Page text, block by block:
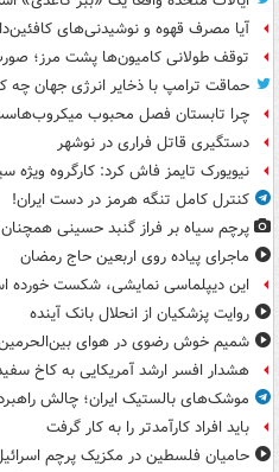
آیا مصرف قهوه و نوشیدنی‌های
توقف طولانی کامیون‌ها پشت مرز؛
حماقت ترامپ با ذخایر انرژی جهان چه
چرا تابستان فصل محبوب
دستگیری قاتل فراری در نوشهر
نیویورک تایمز فاش کرد: کارگروه ویژه
کنترل کامل تنگه هرمز در دست ایران!
پرچم سیاه بر فراز گنبد حسینی
ماجرای پیاده روی اربعین حاج رمضان
این دیپلماسی نمایشی، شکست خورده
روایت پزشکیان از انحلال بانک آینده
شمیم خوش رضوی در هوای
هشدار افسر ارشد آمریکایی به کاخ
موشک‌های بالستیک ایران؛ چالش
باید افراد کارآمدتر را به کار گرفت
حامیان فلسطین در مکزیک پرچم